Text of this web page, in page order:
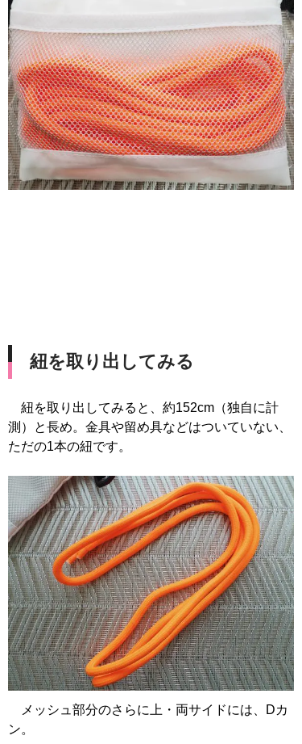
紐を取り出してみる
紐を取り出してみると、約152cm（独自に計
測）と長め。金具や留め具などはついていない、
ただの1本の紐です。
メッシュ部分のさらに上・両サイドには、Dカ
ン。